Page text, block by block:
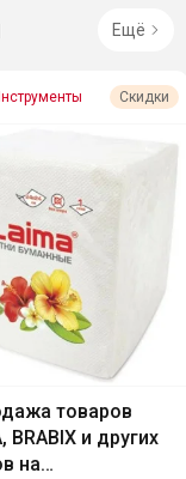
Ещё
Скидки
товаров
и других
на